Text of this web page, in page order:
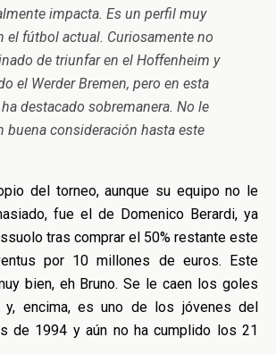
impacta. Es un perfil muy
el fútbol actual. Curiosamente no
de triunfar en el Hoffenheim y
el Werder Bremen, pero en esta
destacado sobremanera. No le
buena consideración hasta este
del torneo, aunque su equipo no le
fue el de Domenico Berardi, ya
tras comprar el 50% restante este
por 10 millones de euros. Este
bien, eh Bruno. Se le caen los goles
encima, es uno de los jóvenes del
de 1994 y aún no ha cumplido los 21